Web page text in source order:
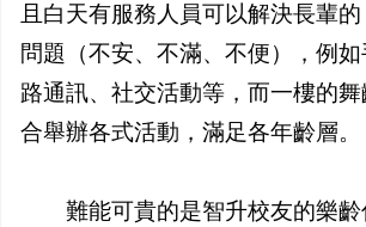
且白天有服務人員可以解決長輩
問題（不安、不滿、不便），例
路通訊、社交活動等，而一樓的
合舉辦各式活動，滿足各年齡層。
難能可貴的是智升校友的樂